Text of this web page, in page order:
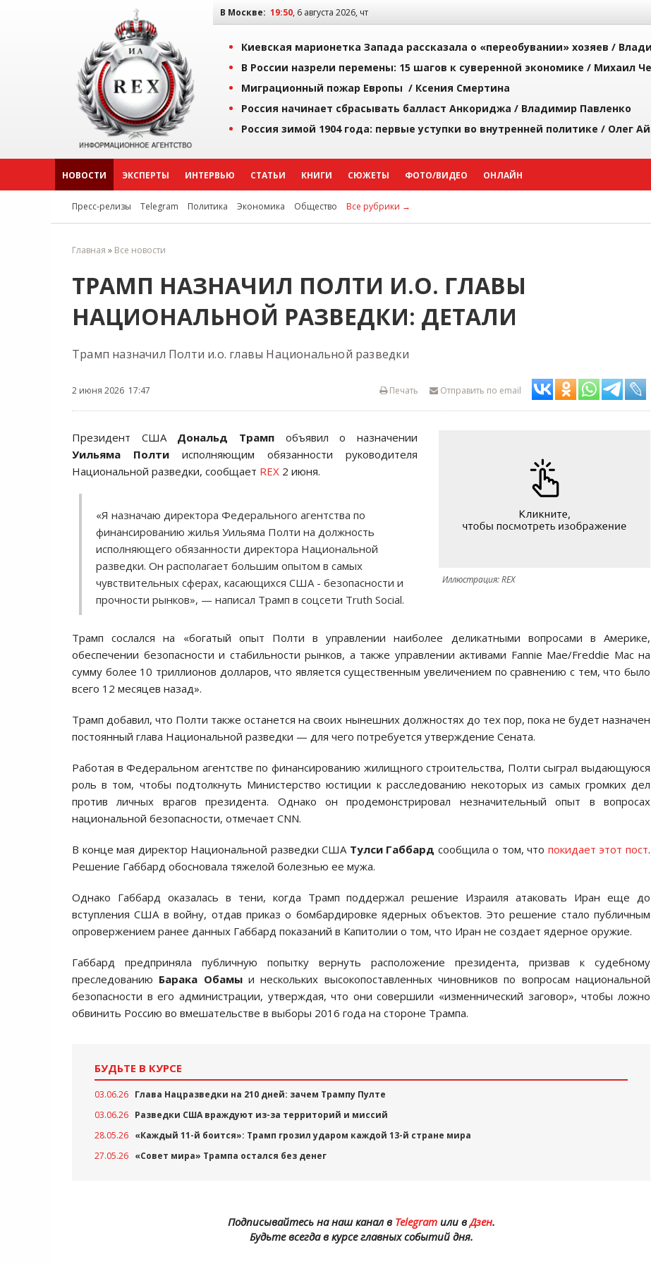
В Москве: 19:50, 6 августа 2026, чт
Киевская марионетка Запада рассказала о «переобувании» хозяев /
В России назрели перемены: 15 шагов к суверенной экономике / Михаил
Миграционный пожар Европы / Ксения Смертина
Россия начинает сбрасывать балласт Анкориджа / Владимир Павленко
Россия зимой 1904 года: первые уступки во внутренней политике / Олег
НОВОСТИ ЭКСПЕРТЫ ИНТЕРВЬЮ СТАТЬИ КНИГИ СЮЖЕТЫ ФОТО/ВИДЕО ОНЛАЙН
Пресс-релизы Telegram Политика Экономика Общество Все рубрики →
Главная » Все новости
ТРАМП НАЗНАЧИЛ ПОЛТИ И.О. ГЛАВЫ
НАЦИОНАЛЬНОЙ РАЗВЕДКИ: ДЕТАЛИ
Трамп назначил Полти и.о. главы Национальной разведки
2 июня 2026 17:47 Отправить по email
Печать
Иллюстрация: REX
Президент США Дональд Трамп объявил о назначении
Уильяма Полти исполняющим обязанности руководителя
Национальной разведки, сообщает REX 2 июня.
«Я назначаю директора Федерального агентства по
финансированию жилья Уильяма Полти на должность
исполняющего обязанности директора Национальной
разведки. Он располагает большим опытом в самых
чувствительных сферах, касающихся США - безопасности и
прочности рынков», — написал Трамп в соцсети Truth Social.
Трамп сослался на «богатый опыт Полти в управлении наиболее деликатными вопросами в Америке,
обеспечении безопасности и стабильности рынков, а также управлении активами Fannie Mae/Freddie Mac на
сумму более 10 триллионов долларов, что является существенным увеличением по сравнению с тем, что было
всего 12 месяцев назад».
Трамп добавил, что Полти также останется на своих нынешних должностях до тех пор, пока не будет назначен
постоянный глава Национальной разведки — для чего потребуется утверждение Сената.
Работая в Федеральном агентстве по финансированию жилищного строительства, Полти сыграл выдающуюся
роль в том, чтобы подтолкнуть Министерство юстиции к расследованию некоторых из самых громких дел
против личных врагов президента. Однако он продемонстрировал незначительный опыт в вопросах
национальной безопасности, отмечает CNN.
В конце мая директор Национальной разведки СШАТулси Габбард сообщила о том, что покидает этот пост.
Решение Габбард обосновала тяжелой болезнью ее мужа.
Однако Габбард оказалась в тени, когда Трамп поддержал решение Израиля атаковать Иран еще до
вступления США в войну, отдав приказ о бомбардировке ядерных объектов. Это решение стало публичным
опровержением ранее данных Габбард показаний в Капитолии о том, что Иран не создает ядерное оружие.
Габбард предприняла публичную попытку вернуть расположение президента, призвав к судебному
преследованию Барака Обамыи нескольких высокопоставленных чиновников по вопросам национальной
безопасности в его администрации, утверждая, что они совершили «изменнический заговор», чтобы ложно
обвинить Россию во вмешательстве в выборы 2016 года на стороне Трампа.
БУДЬТЕ В КУРСЕ
03.06.26 Глава Нацразведки на 210 дней: зачем Трампу Пулте
03.06.26 Разведки США враждуют из-за территорий и миссий
28.05.26 «Каждый 11-й боится»: Трамп грозил ударом каждой 13-й стране мира
27.05.26 «Совет мира» Трампа остался без денег
Подписывайтесь на наш канал в Telegramили вДзен.
Будьте всегда в курсе главных событий дня.